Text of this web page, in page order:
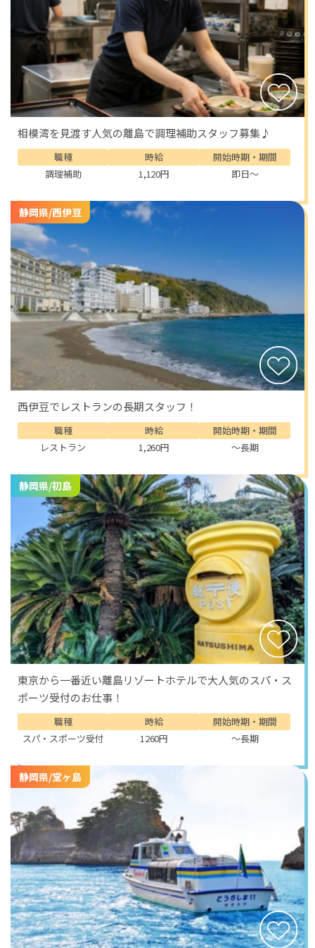
また、「鍋田浜」や「外浦海岸」は観光客が少なく、地
元の人に愛される静かなビーチ。
仕事の合間にふらっと立ち寄り、海を眺めながらコーヒ
ーを飲むのも贅沢なひとときです。
観光名所も多く、休日には町歩きも楽しめます。
「ペリーロード」は、石畳の小道の両側に柳が並び、古
夕暮れ時には川面に明かりが揺れ、旅情を誘います。
また、「下田海中水族館」では、海そのものを利用した
展示が特徴で、イルカたちが自由に泳ぐ姿を間近に見る
自然も豊かで、春は桜、夏は青い海、秋は温泉、冬は水
仙と、四季折々に違う表情を見せます。
特に冬の「爪木崎公園」では、一面に咲く白い水仙が海
風に揺れ、その香りが町中を包み込みます。
仕事を終えたあと、夕日を見に行くだけで心が軽くな
る。
そんな風景が、ここ下田にはあります。
レストランの仕事は、お客様と直接向き合うおもてなし
の現場。
食事を通して「美味しかった」「また来たい」と言って
もらえる瞬間は、この仕事の何よりの喜びです。
お客様の笑顔を見ながら、料理を丁寧に運び、言葉を交
わす。
そのひとつひとつが、心を温かくしてくれます。
そして何より、下田の人々はとても親切です。
地元の方が「おつかれさま」「がんばってるね」と声を
かけてくれることも珍しくありません。
観光地でありながら、人との距離が近い。
働くうちに、この町そのものに愛着がわいてくるはずで
す。
海辺で働き、海辺で暮らす。そんなシンプルで贅沢な
日々を過ごせるのが、下田でのリゾートバイトの魅力で
す。
仕事の合間に見上げる青空、夕方の潮風、夜に広がる星
空。
それらすべてが、ここでしか味わえない「日常」になり
ます！
相模湾を見渡す人気の離島で調理補助スタッフ募集♪
職種
調理補助
時給
1,120円
開始時期・期間
即日～
静岡県/西伊豆
西伊豆でレストランの長期スタッフ！
職種
レストラン
時給
1,260円
開始時期・期間
～長期
静岡県/初島
東京から一番近い離島リゾートホテルで大人気のスパ・ス
ポーツ受付のお仕事！
職種
スパ・スポーツ受付
時給
1260円
開始時期・期間
～長期
静岡県/堂ヶ島